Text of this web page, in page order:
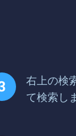
右上の検
て検索し